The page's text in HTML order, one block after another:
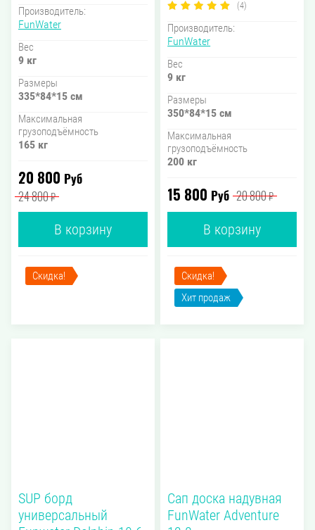
Производитель:
FunWater
Вес
9 кг
Размеры
335*84*15 см
Максимальная
грузоподъёмность
165 кг
20 800 Руб
24 800₽
В корзину
Скидка!
(4)
Производитель:
FunWater
Вес
9 кг
Размеры
350*84*15 см
Максимальная
грузоподъёмность
200 кг
15 800 Руб 20 800₽
В корзину
Скидка!
Хит продаж
SUP борд
универсальный
Сап доска надувная
FunWater Adventure